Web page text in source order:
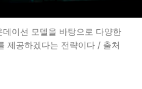
이션 모델을 바탕으로 다양한
제공하겠다는 전략이다 / 출처